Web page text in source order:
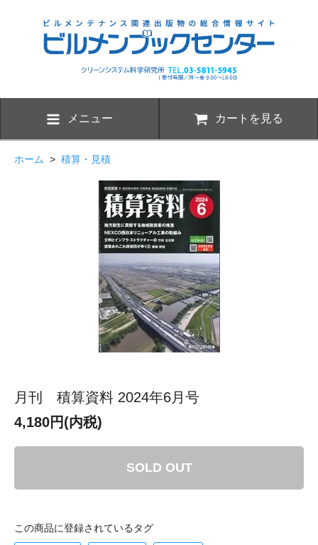
メニュー カートを見る
ホーム > 積算・見積
月刊 積算資料 2024年6月号
4,180円(内税)
SOLD OUT
この商品に登録されているタグ